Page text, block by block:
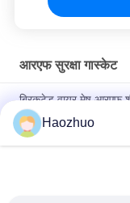
आरएफ सुरक्षा गास्केट
ब्रिकटेड वायर मेष आरएफ
आरएफ शील्डिंग रूम ईएमसी
आरएफ निष्क्रिय कम पास
Haozhuo